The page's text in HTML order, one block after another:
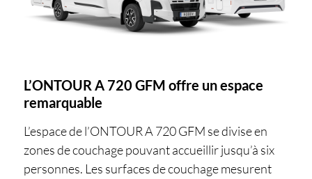
L’ONTOUR A 720 GFM offre un espace
remarquable
L’espace de l’ONTOUR A 720 GFM se divise en
zones de couchage pouvant accueillir jusqu’à six
personnes. Les surfaces de couchage mesurent